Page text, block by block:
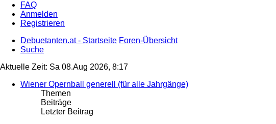
FAQ
Anmelden
Registrieren
Debuetanten.at - Startseite Foren-Übersicht
Suche
Aktuelle Zeit: Sa 08.Aug 2026, 8:17
Wiener Opernball generell (für alle Jahrgänge)
Themen
Beiträge
Letzter Beitrag